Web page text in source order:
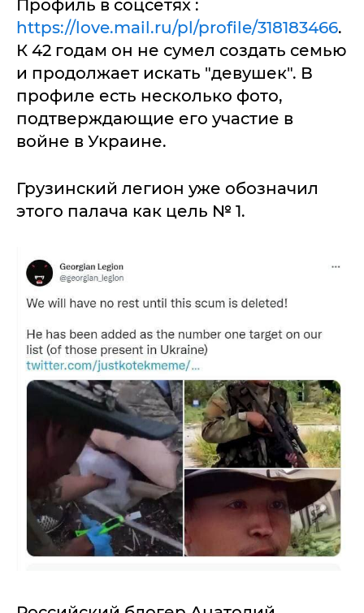
Профиль в соцсетях :
https://love.mail.ru/pl/profile/318183466.
К 42 годам он не сумел создать семью
и продолжает искать "девушек". В
профиле есть несколько фото,
подтверждающие его участие в
войне в Украине.
Грузинский легион уже обозначил
этого палача как цель № 1.